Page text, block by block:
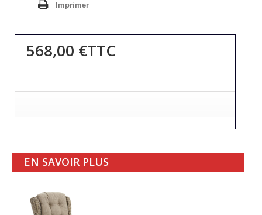
Imprimer
568,00 €TTC
EN SAVOIR PLUS